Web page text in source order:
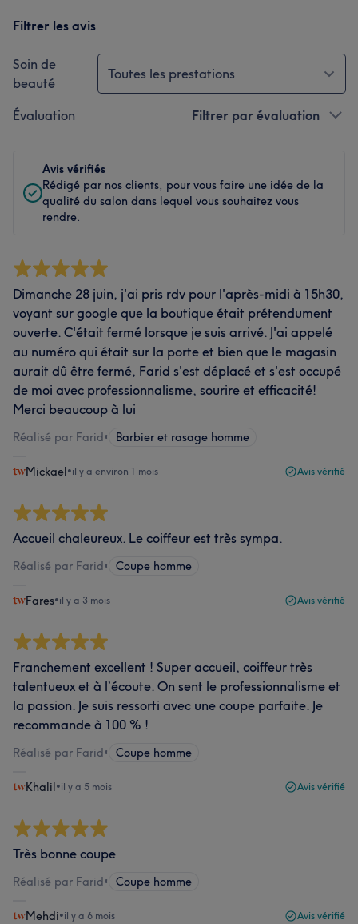
Filtrer les avis
Soin de
beauté
Toutes les prestations
Évaluation Filtrer par évaluation
Avis vérifiés
Rédigé par nos clients, pour vous faire une idée de la
qualité du salon dans lequel vous souhaitez vous
rendre.
Dimanche 28 juin, j'ai pris rdv pour l'après-midi à 15h30,
voyant sur google que la boutique était prétendument
ouverte. C'était fermé lorsque je suis arrivé. J'ai appelé
au numéro qui était sur la porte et bien que le magasin
aurait dû être fermé, Farid s'est déplacé et s'est occupé
de moi avec professionnalisme, sourire et efficacité!
Merci beaucoup à lui
Réalisé par Farid• Barbier et rasage homme
Mickael•il y a environ 1 mois Avis vérifié
Accueil chaleureux. Le coiffeur est très sympa.
Réalisé par Farid• Coupe homme
Fares•il y a 3 mois Avis vérifié
Franchement excellent ! Super accueil, coiffeur très
talentueux et à l’écoute. On sent le professionnalisme et
la passion. Je suis ressorti avec une coupe parfaite. Je
recommande à 100 % !
Réalisé par Farid• Coupe homme
Khalil•il y a 5 mois Avis vérifié
Très bonne coupe
Réalisé par Farid• Coupe homme
Mehdi•il y a 6 mois Avis vérifié